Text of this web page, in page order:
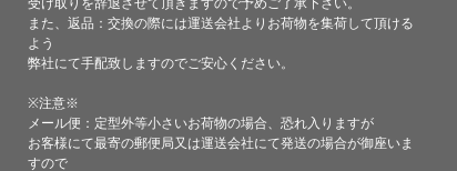
受け取りを辞退させて頂きますので予めご了承下さい。
また、返品：交換の際には運送会社よりお荷物を集荷して頂ける
よう
弊社にて手配致しますのでご安心ください。
※注意※
メール便：定型外等小さいお荷物の場合、恐れ入りますが
お客様にて最寄の郵便局又は運送会社にて発送の場合が御座いま
すので